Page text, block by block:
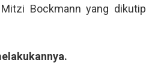
Bockmann yang dikutip